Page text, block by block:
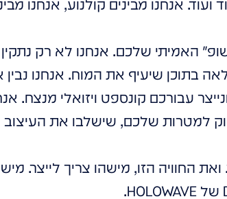
ועוד. אנחנו מבינים קולנוע, אנחנו
האמיתי שלכם. אנחנו לא רק
בתוכן שיעיף את המוח. אנחנו
עבורכם קונספט ויזואלי מנצח.
למטרות שלכם, שישלבו את
החוויה הזו, מישהו צריך לייצר.